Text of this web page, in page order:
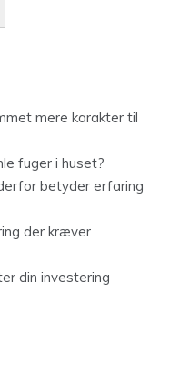
mere karakter til
fuger i huset?
betyder erfaring
der kræver
din investering